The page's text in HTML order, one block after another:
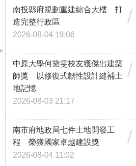
南投縣府規劃重建綜合大樓 打
造完整行政區
2026-08-04 19:06
/
中原大學何黛雯校友獲傑出建築
師獎 以修復式韌性設計縫補土
地記憶
2026-08-03 21:17
/
南市府地政局七件土地開發工
程 榮獲國家卓越建設獎
2026-08-04 11:02
/